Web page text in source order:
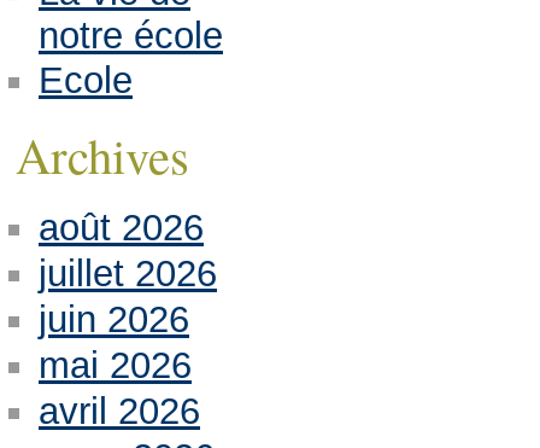
notre école
Ecole
Archives
août 2026
juillet 2026
juin 2026
mai 2026
avril 2026